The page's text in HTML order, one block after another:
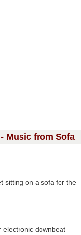
Music from Sofa
sitting on a sofa for the
electronic downbeat